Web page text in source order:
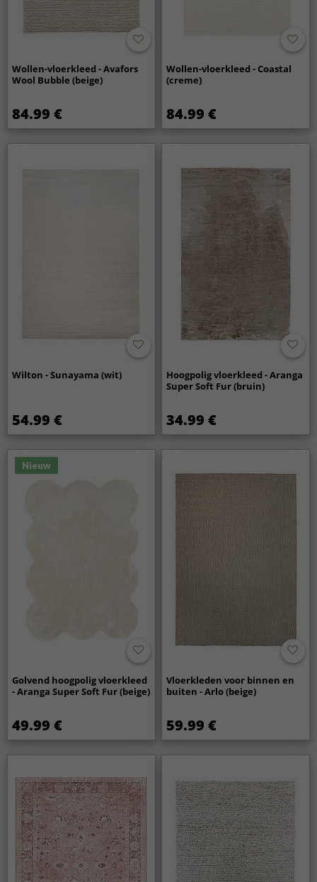
Wollen-vloerkleed - Avafors
Wool Bubble (beige)
84.99 €
Wollen-vloerkleed - Coastal
(creme)
84.99 €
Wilton - Sunayama (wit)
54.99 €
Hoogpolig vloerkleed - Aranga
Super Soft Fur (bruin)
34.99 €
Nieuw
Golvend hoogpolig vloerkleed
- Aranga Super Soft Fur (beige)
49.99 €
Vloerkleden voor binnen en
buiten - Arlo (beige)
59.99 €